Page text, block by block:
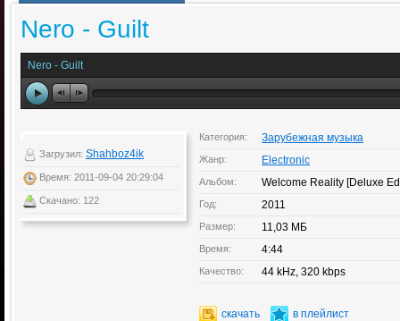
Nero - Guilt
Nero - Guilt
Загрузил: Shahboz4ik
Время: 2011-09-04 20:29:04
Скачано: 122
Категория: Зарубежная музыка
Жанр: Electronic
Альбом: Welcome Reality [Deluxe
Год: 2011
Размер: 11,03 МБ
Время: 4:44
Качество: 44 kHz, 320 kbps
скачать в плейлист